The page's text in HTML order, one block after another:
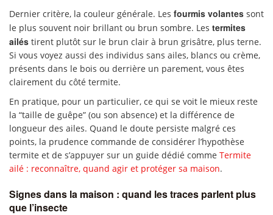
Dernier critère, la couleur générale. Les fourmis volantes sont
le plus souvent noir brillant ou brun sombre. Les termites
ailés tirent plutôt sur le brun clair à brun grisâtre, plus terne.
Si vous voyez aussi des individus sans ailes, blancs ou crème,
présents dans le bois ou derrière un parement, vous êtes
clairement du côté termite.
En pratique, pour un particulier, ce qui se voit le mieux reste
la “taille de guêpe” (ou son absence) et la différence de
longueur des ailes. Quand le doute persiste malgré ces
points, la prudence commande de considérer l’hypothèse
termite et de s’appuyer sur un guide dédié comme Termite
ailé : reconnaître, quand agir et protéger sa maison.
Signes dans la maison : quand les traces parlent plus
que l’insecte